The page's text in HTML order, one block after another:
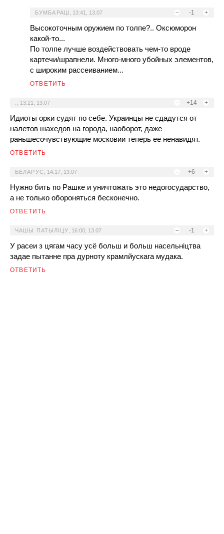
– -1 +
БУМБАРАШ 13:41, 13.07
Высокоточным оружием по толпе?.. Оксюморон
какой-то...
По толпе лучше воздействовать чем-то вроде
картечи/шрапнели. Много-много убойных элементов,
с широким рассеиванием...
ОТВЕТИТЬ
– +14 +
13:21, 13.07
Идиоты орки судят по себе. Украинцы не сдадутся от
налетов шахедов на города, наоборот, даже
раньшесочувствующие московии теперь ее ненавидят.
ОТВЕТИТЬ
– +6 +
БЕЛАРУС 14:17, 13.07
Нужно бить по Рашке и уничтожать это недогосударство,
а не только обороняться бесконечно.
ОТВЕТИТЬ
– -1 +
ЧАШЫ ПАТЫЛIЦУ 16:00, 13.07
У расеи з цягам часу усё больш и больш насельнiцтва
задае пытанне пра дурноту крамлйускага мудака.
ОТВЕТИТЬ